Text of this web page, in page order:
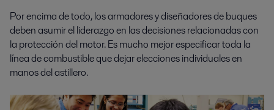
Por encima de todo, los armadores y diseñadores de buques
deben asumir el liderazgo en las decisiones relacionadas con
la protección del motor. Es mucho mejor especificar toda la
línea de combustible que dejar elecciones individuales en
manos del astillero.